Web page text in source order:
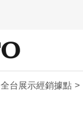
全台展示經銷據點